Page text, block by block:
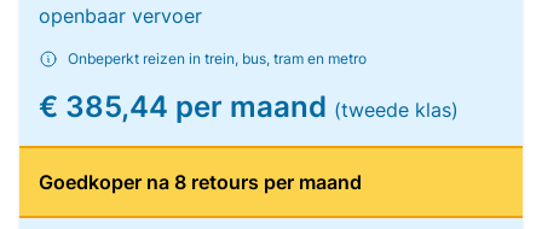
openbaar vervoer
Onbeperkt reizen in trein, bus, tram en metro
€ 385,44 per maand (tweede klas)
Goedkoper na 8 retours per maand